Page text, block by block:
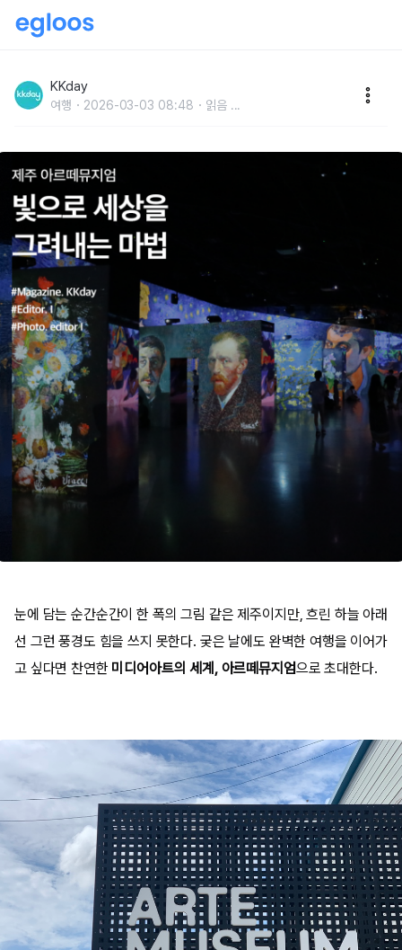
KKday
여행 2026-03-03 08:48 읽음 ...
눈에 담는 순간순간이 한 폭의 그림 같은 제주이지만, 흐린 하늘 아래
선 그런 풍경도 힘을 쓰지 못한다. 궂은 날에도 완벽한 여행을 이어가
고 싶다면 찬연한 미디어아트의 세계, 아르떼뮤지엄으로 초대한다.